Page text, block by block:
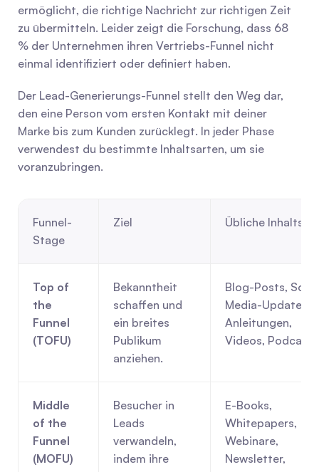
ermöglicht, die richtige Nachricht zur richtigen Zeit
zu übermitteln. Leider zeigt die Forschung, dass 68
% der Unternehmen ihren Vertriebs-Funnel nicht
einmal identifiziert oder definiert haben.
Der Lead-Generierungs-Funnel stellt den Weg dar,
den eine Person vom ersten Kontakt mit deiner
Marke bis zum Kunden zurücklegt. In jeder Phase
verwendest du bestimmte Inhaltsarten, um sie
voranzubringen.
Funnel-
Stage
Ziel Übliche
Top of
the
Funnel
(TOFU)
Bekanntheit
schaffen und
ein breites
Publikum
anziehen.
Blog-Posts,
Media-Updates,
Anleitungen,
Videos,
Middle
of the
Funnel
(MOFU)
Besucher in
Leads
verwandeln,
indem ihre
E-Books,
Whitepapers,
Webinare,
Newsletter,